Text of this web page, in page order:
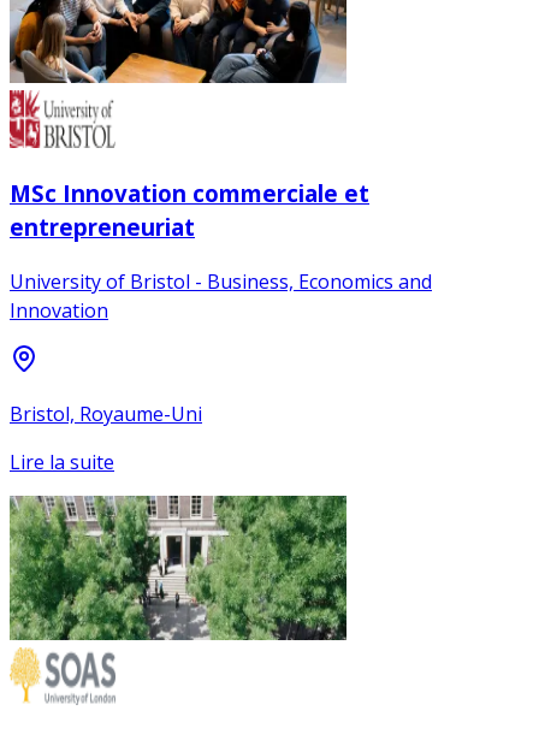
MSc Innovation commerciale et
entrepreneuriat
University of Bristol - Business, Economics and
Innovation
Bristol, Royaume-Uni
Lire la suite